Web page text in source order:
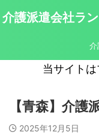
介護派遣会社ラ
介
当サイト
【青森】介護
2025年12月5日